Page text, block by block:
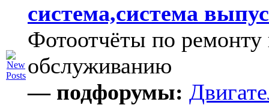
система,система
Фотоотчёты по ремонту
обслуживанию
— подфорумы: